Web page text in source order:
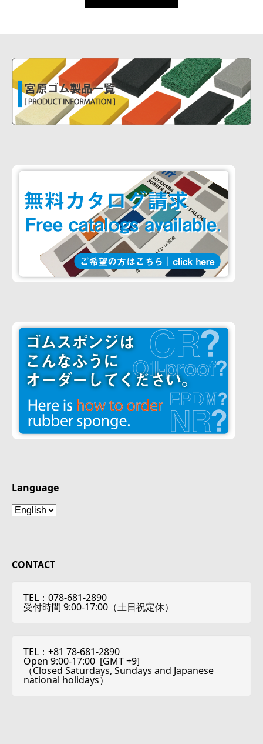
Language
Language
CONTACT
TEL：078-681-2890
受付時間 9:00-17:00（土日祝定休）
TEL：+81 78-681-2890
Open 9:00-17:00 [GMT +9]
（Closed Saturdays, Sundays and Japanese
national holidays）